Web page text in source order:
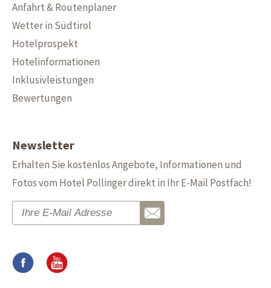
Anfahrt & Routenplaner
Wetter in Südtirol
Hotelprospekt
Hotelinformationen
Inklusivleistungen
Bewertungen
Newsletter
Erhalten Sie kostenlos Angebote, Informationen und
Fotos vom Hotel Pollinger direkt in Ihr E-Mail Postfach!